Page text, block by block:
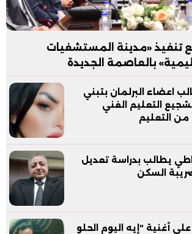
تنفيذ «مدينة المستشفيات
بالعاصمة الجديدة
اعضاء البرلمان بتبني
التعليم الفني
التعليم
يطالب بدراسة تعديل
السكن
أغنية "إيه اليوم الحلو